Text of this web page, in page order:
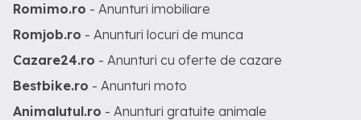
Romimo.ro - Anunturi imobiliare
Romjob.ro - Anunturi locuri de munca
Cazare24.ro - Anunturi cu oferte de cazare
Bestbike.ro - Anunturi moto
Animalutul.ro - Anunturi gratuite animale